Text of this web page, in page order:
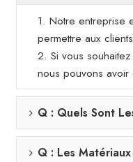
1. Notre entreprise
permettre aux
2. Si vous
nous pouvons
Q : Quels Sont
Q : Les